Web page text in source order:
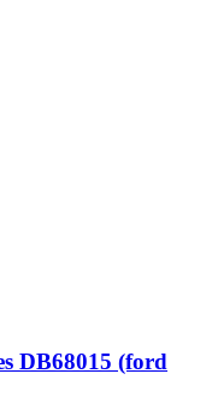
DB68015 (ford